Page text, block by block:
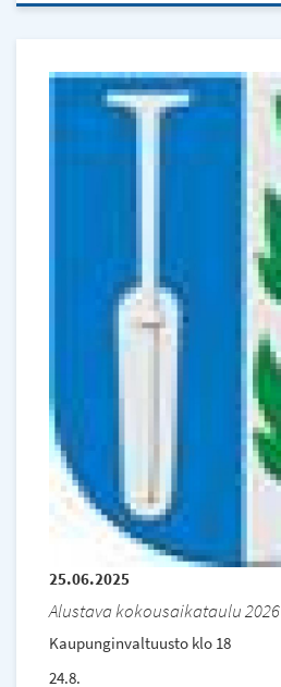
25.06.2025
Alustava kokousaikataulu 2026
Kaupunginvaltuusto klo 18
24.8.